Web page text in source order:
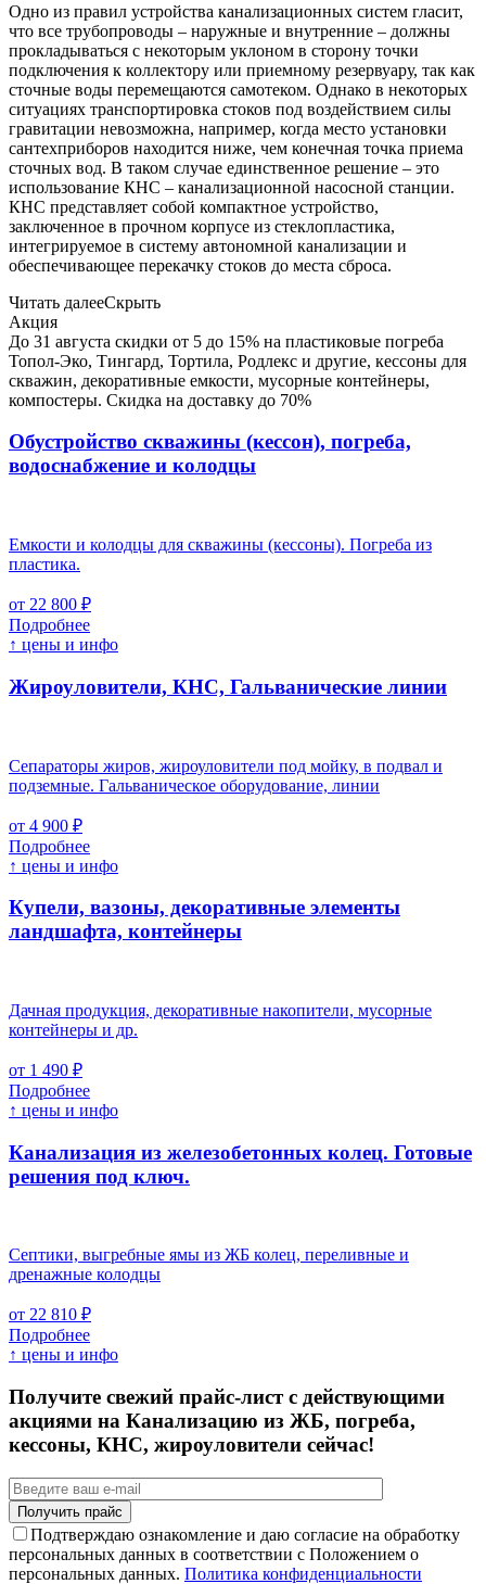
Одно из правил устройства канализационных систем гласит,
что все трубопроводы – наружные и внутренние – должны
прокладываться с некоторым уклоном в сторону точки
подключения к коллектору или приемному резервуару, так как
сточные воды перемещаются самотеком. Однако в некоторых
ситуациях транспортировка стоков под воздействием силы
гравитации невозможна, например, когда место установки
сантехприборов находится ниже, чем конечная точка приема
сточных вод. В таком случае единственное решение – это
использование КНС – канализационной насосной станции.
КНС представляет собой компактное устройство,
заключенное в прочном корпусе из стеклопластика,
интегрируемое в систему автономной канализации и
обеспечивающее перекачку стоков до места сброса.
Читать далееСкрыть
Акция
До 31 августа скидки от 5 до 15% на пластиковые погреба
Топол-Эко, Тингард, Тортила, Родлекс и другие, кессоны для
скважин, декоративные емкости, мусорные контейнеры,
компостеры. Скидка на доставку до 70%
Обустройство скважины (кессон), погреба,
водоснабжение и колодцы
Емкости и колодцы для скважины (кессоны). Погреба из
пластика.
от 22 800 ₽
Подробнее
↑ цены и инфо
Жироуловители, КНС, Гальванические линии
Сепараторы жиров, жироуловители под мойку, в подвал и
подземные. Гальваническое оборудование, линии
от 4 900 ₽
Подробнее
↑ цены и инфо
Купели, вазоны, декоративные элементы
ландшафта, контейнеры
Дачная продукция, декоративные накопители, мусорные
контейнеры и др.
от 1 490 ₽
Подробнее
↑ цены и инфо
Канализация из железобетонных колец. Готовые
решения под ключ.
Септики, выгребные ямы из ЖБ колец, переливные и
дренажные колодцы
от 22 810 ₽
Подробнее
↑ цены и инфо
Получите свежий прайс-лист с действующими
акциями на Канализацию из ЖБ, погреба,
кессоны, КНС, жироуловители сейчас!
Подтверждаю ознакомление и даю согласие на обработку
персональных данных в соответствии с Положением о
персональных данных. Политика конфиденциальности